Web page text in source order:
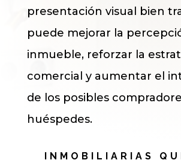
presentación visual bien
puede mejorar la
inmueble, reforzar la
comercial y aumentar el
de los posibles
huéspedes.
INMOBILIARIAS